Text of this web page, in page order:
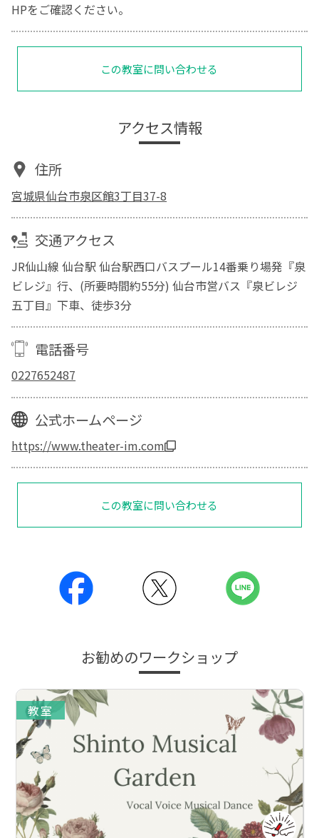
HPをご確認ください。
この教室に問い合わせる
アクセス情報
住所
宮城県仙台市泉区館3丁目37-8
交通アクセス
JR仙山線 仙台駅 仙台駅西口バスプール14番乗り場発『泉
ビレジ』行、(所要時間約55分) 仙台市営バス『泉ビレジ
五丁目』下車、徒歩3分
電話番号
0227652487
公式ホームページ
https://www.theater-im.com
この教室に問い合わせる
お勧めのワークショップ
教室